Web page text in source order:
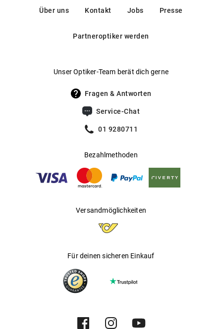
Über uns Kontakt Jobs Presse
Partneroptiker werden
Unser Optiker-Team berät dich gerne
Fragen & Antworten
Service-Chat
01 9280711
Bezahlmethoden
Versandmöglichkeiten
Für deinen sicheren Einkauf